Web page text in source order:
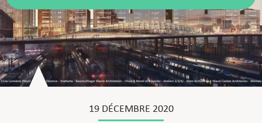
19 DÉCEMBRE 2020